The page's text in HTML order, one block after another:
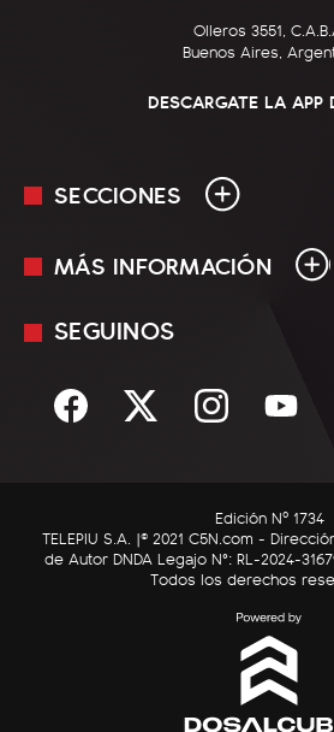
Olleros 3551,
Buenos Aires,
DESCARGATE LA APP
SECCIONES
En Vivo
Sociedad
C5N Autos
RatingCero
MÁS INFORMACIÓN
Mediakit
Términos y condiciones
SEGUINOS
Edición Nº 1734
TELEPIU S.A. |© 2021 C5N.com -
de Autor DNDA Legajo N°: RL-2024-
Todos los derechos